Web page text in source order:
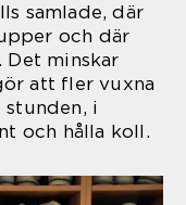
samlade, där
och där
minskar
att fler vuxna
stunden, i
och hålla koll.